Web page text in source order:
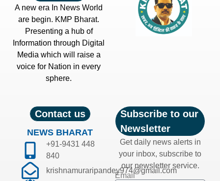
A new era In News World
are begin. KMP Bharat.
Presenting a hub of
Information through Digital
Media which will raise a
voice for Nation in every
sphere.
Contact us
NEWS BHARAT
+91-9431 448
840
krishnamuraripandey974@gmail.com
Subscribe to our
Newsletter
Get daily news alerts in
your inbox, subscribe to
our newsletter service.
Email